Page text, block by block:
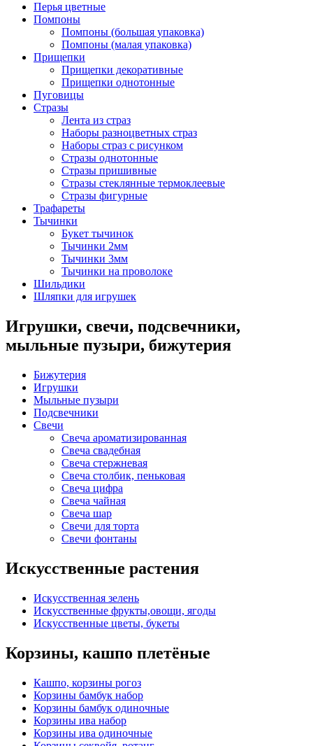
Перья цветные
Помпоны
Помпоны (большая упаковка)
Помпоны (малая упаковка)
Прищепки
Прищепки декоративные
Прищепки однотонные
Пуговицы
Стразы
Лента из страз
Наборы разноцветных страз
Наборы страз с рисунком
Стразы однотонные
Стразы пришивные
Стразы стеклянные термоклеевые
Стразы фигурные
Трафареты
Тычинки
Букет тычинок
Тычинки 2мм
Тычинки 3мм
Тычинки на проволоке
Шильдики
Шляпки для игрушек
Игрушки, свечи, подсвечники,
мыльные пузыри, бижутерия
Бижутерия
Игрушки
Мыльные пузыри
Подсвечники
Свечи
Свеча ароматизированная
Свеча свадебная
Свеча стержневая
Свеча столбик, пеньковая
Свеча цифра
Свеча чайная
Свеча шар
Свечи для торта
Свечи фонтаны
Искусственные растения
Искусственная зелень
Искусственные фрукты,овощи, ягоды
Искусственные цветы, букеты
Корзины, кашпо плетёные
Кашпо, корзины рогоз
Корзины бамбук набор
Корзины бамбук одиночные
Корзины ива набор
Корзины ива одиночные